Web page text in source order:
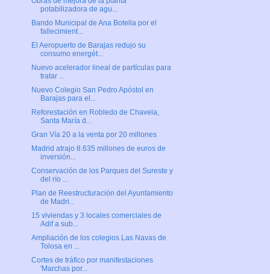
potabilizadora de agu...
Bando Municipal de Ana Botella por el
fallecimient...
El Aeropuerto de Barajas redujo su
consumo energét...
Nuevo acelerador lineal de partículas para
tratar ...
Nuevo Colegio San Pedro Apóstol en
Barajas para el...
Reforestación en Robledo de Chavela,
Santa María d...
Gran Vía 20 a la venta por 20 millones
Madrid atrajo 8.635 millones de euros de
inversión...
Conservación de los Parques del Sureste y
del río ...
Plan de Reestructuración del Ayuntamiento
de Madri...
15 viviendas y 3 locales comerciales de
Adif a sub...
Ampliación de los colegios Las Navas de
Tolosa en ...
Cortes de tráfico por manifestaciones
'Marchas por...